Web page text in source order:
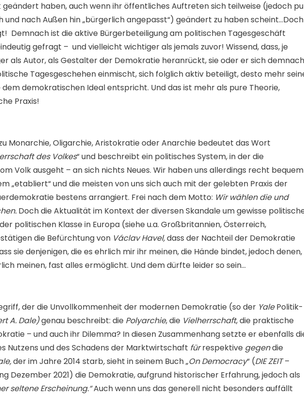
haben, auch wenn ihr öffentliches Auftreten sich teilweise (jedoch
und nach Außen hin „bürgerlich angepasst“) geändert zu haben scheint…Doch
Demnach ist die aktive Bürgerbeteiligung am politischen Tagesgeschäft
gefragt – und vielleicht wichtiger als jemals zuvor! Wissend, dass, je
als Autor, als Gestalter der Demokratie heranrückt, sie oder er sich demnach
Tagesgeschehen einmischt, sich folglich aktiv beteiligt, desto mehr
dem demokratischen Ideal entspricht. Und das ist mehr als pure Theorie,
Praxis!
Monarchie, Oligarchie, Aristokratie oder Anarchie bedeutet das Wort
des Volkes“ und beschreibt ein politisches System, in der die
Volk ausgeht – an sich nichts Neues. Wir haben uns allerdings recht bequem
„etabliert“ und die meisten von uns sich auch mit der gelebten Praxis der
bestens arrangiert. Frei nach dem Motto: Wir wählen die und
Doch die Aktualität im Kontext der diversen Skandale um gewisse
politischen Klasse in Europa (siehe u.a. Großbritannien, Österreich,
die Befürchtung von Václav Havel,dass der Nachteil der Demokratie
sie denjenigen, die es ehrlich mir ihr meinen, die Hände bindet, jedoch denen,
meinen, fast alles ermöglicht. Und dem dürfte leider so sein…
der die Unvollkommenheit der modernen Demokratie (so der YalePolitik-
A. Dale)genau beschreibt: die Polyarchie, die Vielherrschaft, die praktische
– und auch ihr Dilemma? In diesen Zusammenhang setzte er ebenfalls
Nutzens und des Schadens der Marktwirtschaft fürrespektive gegendie
der im Jahre 2014 starb,sieht in seinem Buch „On Democracy“ (DIE ZEIT–
Dezember 2021) die Demokratie, aufgrund historischer Erfahrung, jedoch als
seltene Erscheinung.“Auch wenn uns das generell nicht besonders auffällt